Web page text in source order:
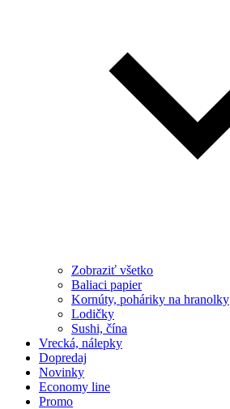
Zobraziť všetko
Baliaci papier
Kornúty, poháriky na hranolky
Lodičky
Sushi, čína
Vrecká, nálepky
Dopredaj
Novinky
Economy line
Promo